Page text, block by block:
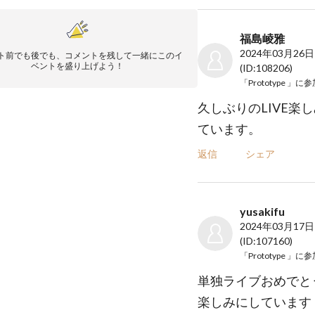
前でも後でも、コメントを残して一緒にこのイ
ベントを盛り上げよう！
福島崚雅
2024年03月26日
(ID:108206)
「Prototype 」 に参
久しぶりのLIVE楽
ています。
返信 シェア
yusakifu
2024年03月17日
(ID:107160)
「Prototype 」 に参
単独ライブおめでと
楽しみにしています